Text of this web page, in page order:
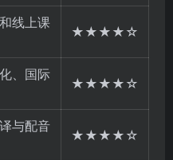
线上课
★★★★☆
、国际
★★★★☆
与配音
★★★★☆